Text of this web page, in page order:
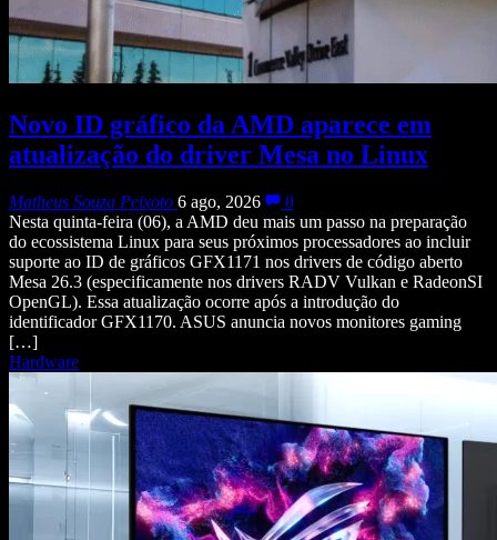
Novo ID gráfico da AMD aparece em
atualização do driver Mesa no Linux
Matheus Souza Peixoto 6 ago, 2026
0
Nesta quinta-feira (06), a AMD deu mais um passo na preparação
do ecossistema Linux para seus próximos processadores ao incluir
suporte ao ID de gráficos GFX1171 nos drivers de código aberto
Mesa 26.3 (especificamente nos drivers RADV Vulkan e RadeonSI
OpenGL). Essa atualização ocorre após a introdução do
identificador GFX1170. ASUS anuncia novos monitores gaming
[…]
Hardware